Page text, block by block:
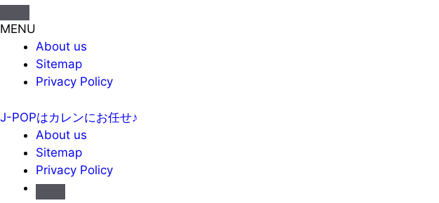
MENU
About us
Sitemap
Privacy Policy
J-POPはカレンにお任せ♪
About us
Sitemap
Privacy Policy